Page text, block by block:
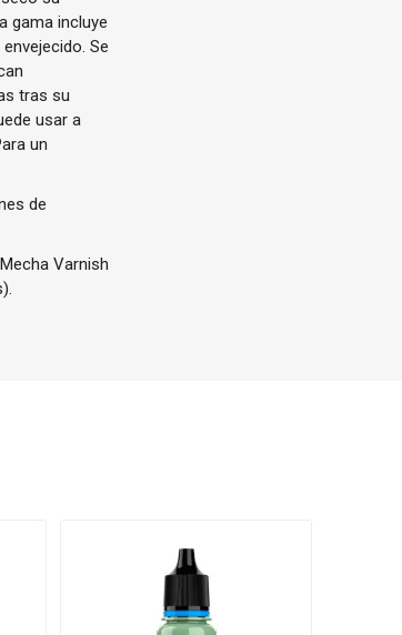
gama incluye
Se
tras su
usar a
un
de
Varnish